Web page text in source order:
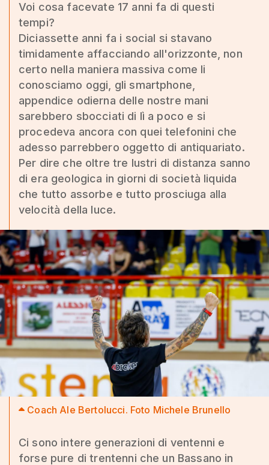
Voi cosa facevate 17 anni fa di questi
tempi?
Diciassette anni fa i social si stavano
timidamente affacciando all'orizzonte, non
certo nella maniera massiva come li
conosciamo oggi, gli smartphone,
appendice odierna delle nostre mani
sarebbero sbocciati di lì a poco e si
procedeva ancora con quei telefonini che
adesso parrebbero oggetto di antiquariato.
Per dire che oltre tre lustri di distanza sanno
di era geologica in giorni di società liquida
che tutto assorbe e tutto prosciuga alla
velocità della luce.
Coach Ale Bertolucci. Foto Michele Brunello
Ci sono intere generazioni di ventenni e
forse pure di trentenni che un Bassano in